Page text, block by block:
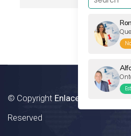
© Copyright Enlaces Canada Inc.
Reserved